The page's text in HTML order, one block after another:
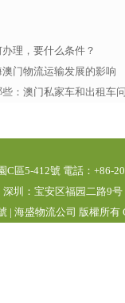
理，要什么条件？
门物流运输发展的影响
：澳门私家车和出租车
區5-412號 電話：+86-
圳：宝安区福园二路9
| 海盛物流公司 版權所有